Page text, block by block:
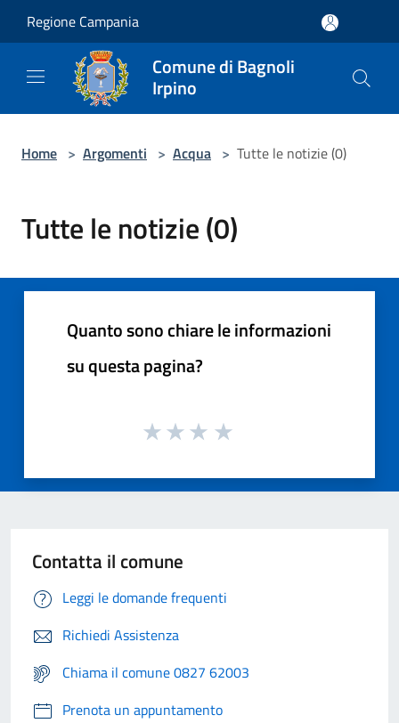
Regione Campania
Comune di Bagnoli
Irpino
Home > Argomenti > Acqua > Tutte le notizie (0)
Tutte le notizie (0)
Quanto sono chiare le informazioni
su questa pagina?
Contatta il comune
Leggi le domande frequenti
Richiedi Assistenza
Chiama il comune 0827 62003
Prenota un appuntamento